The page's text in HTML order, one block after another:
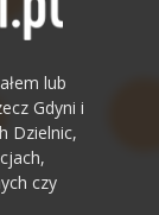
lub
Gdyni i
Dzielnic,
czy